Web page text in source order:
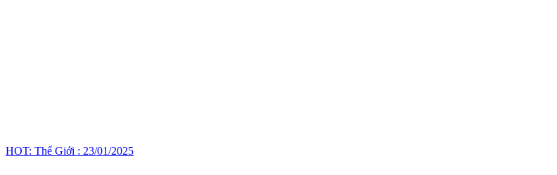
HOT: Thế Giới : 23/01/2025